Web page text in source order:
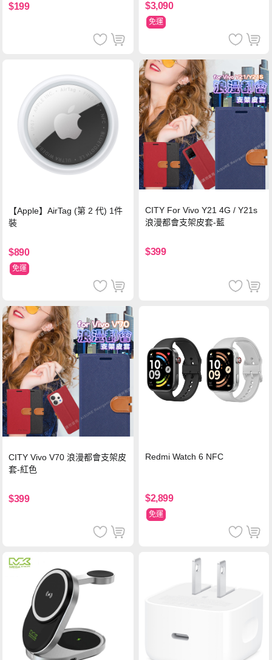
$199 $3,090
免運
【Apple】AirTag (第 2 代) 1件
裝
$890
免運
CITY For Vivo Y21 4G / Y21s
浪漫都會支架皮套-藍
$399
CITY Vivo V70 浪漫都會支架皮
套-紅色
$399
Redmi Watch 6 NFC
$2,899
免運